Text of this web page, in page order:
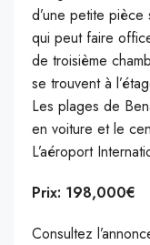
d’une petite
qui peut faire
de troisième
se trouvent à
Les plages de
en voiture et le
L’aéroport
Prix: 198,000€
Consultez